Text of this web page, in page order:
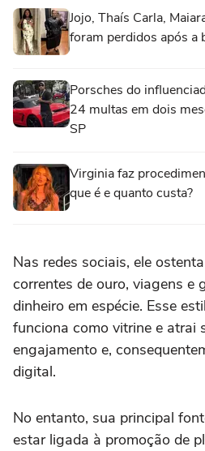
Jojo, Thaís Carla,
foram perdidos após a
Porsches do
24 multas em dois
SP
Virginia faz
que é e quanto custa?
Nas redes sociais, ele
correntes de ouro, viagens e
dinheiro em espécie. Esse
funciona como vitrine e atrai
engajamento e,
digital.
No entanto, sua principal
estar ligada à promoção de